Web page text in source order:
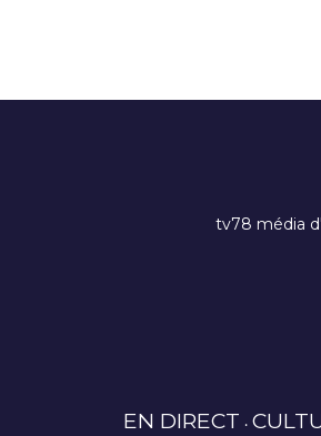
tv78 média
EN DIRECT